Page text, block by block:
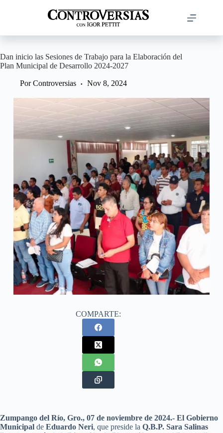
Dan inicio las Sesiones de Trabajo para la Elaboración del
Plan Municipal de Desarrollo 2024-2027
Por Controversias Nov 8, 2024
COMPARTE:
Zumpango del Río, Gro., 07 de noviembre de 2024.- El Gobierno
Municipal de Eduardo Neri, que preside la Q.B.P. Sara Salinas